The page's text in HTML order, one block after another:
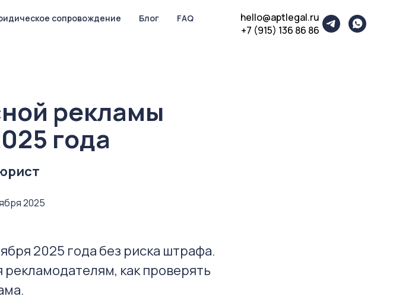
сопровождение Блог
FAQ
hello@aptlegal.ru
+7 (915) 136 86 86
рекламы
года
2025
2025 года без риска штрафа.
как проверять